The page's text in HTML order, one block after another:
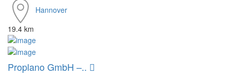
Hannover
19.4 km
Proplano GmbH –..